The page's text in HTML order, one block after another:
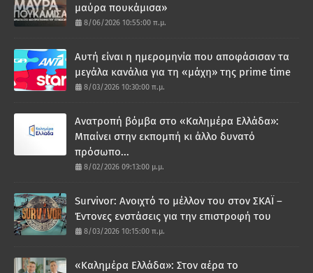
μαύρα πουκάμισα»
8/06/2026 10:55:00 π.μ.
Αυτή είναι η ημερομηνία που αποφάσισαν τα
μεγάλα κανάλια για τη «μάχη» της prime time
8/03/2026 10:30:00 π.μ.
Ανατροπή βόμβα στο «Καλημέρα Ελλάδα»:
Μπαίνει στην εκπομπή κι άλλο δυνατό
πρόσωπο...
8/02/2026 09:13:00 μ.μ.
Survivor: Ανοιχτό το μέλλον του στον ΣΚΑΪ –
Έντονες ενστάσεις για την επιστροφή του
8/03/2026 10:15:00 π.μ.
«Καλημέρα Ελλάδα»: Στον αέρα το